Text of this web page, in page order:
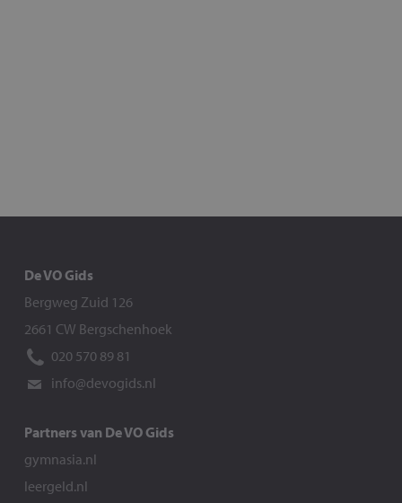
De VO Gids
Bergweg Zuid 126
2661 CW Bergschenhoek
020 570 89 81
info@devogids.nl
Partners van De VO Gids
gymnasia.nl
leergeld.nl